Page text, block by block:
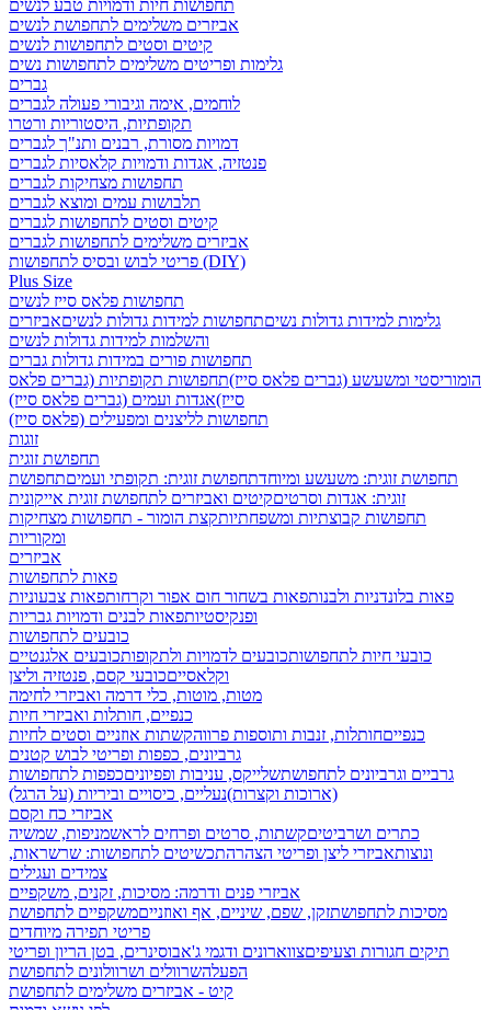
תחפושות חיות ודמויות טבע לנשים
אביזרים משלימים לתחפושת לנשים
קיטים וסטים לתחפושות לנשים
גלימות ופריטים משלימים לתחפושות נשים
גברים
לוחמים, אימה וגיבורי פעולה לגברים
תקופתיות, היסטוריות ורטרו
דמויות מסורת, רבנים ותנ"ך לגברים
פנטזיה, אגדות ודמויות קלאסיות לגברים
תחפושות מצחיקות לגברים
תלבושות עמים ומוצא לגברים
קיטים וסטים לתחפושות לגברים
אביזרים משלימים לתחפושות לגברים
פריטי לבוש ובסיס לתחפושות (DIY)
Plus Size
תחפושות פלאס סייז לנשים
גלימות למידות גדולות נשיםתחפושות למידות גדולות לנשיםאביזרים
והשלמות למידות גדולות לנשים
תחפושות פורים במידות גדולות גברים
הומוריסטי ומשעשע (גברים פלאס סייז)תחפושות תקופתיות (גברים פלאס
סייז)אגדות ועמים (גברים פלאס סייז)
תחפושות לליצנים ומפעילים (פלאס סייז)
זוגות
תחפושת זוגית
תחפושת זוגית: משעשע ומיוחדתחפושת זוגית: תקופתי ועמיםתחפושת
זוגית: אגדות וסרטיםקיטים ואביזרים לתחפושת זוגית אייקונית
תחפושות קבוצתיות ומשפחתיותקצת הומור - תחפושות מצחיקות
ומקוריות
אביזרים
פאות לתחפושות
פאות בלונדניות ולבנותפאות בשחור חום אפור וקרחותפאות צבעוניות
ופנקיסטיותפאות לבנים ודמויות גבריות
כובעים לתחפושות
כובעי חיות לתחפושותכובעים לדמויות ולתקופותכובעים אלגנטיים
וקלאסייםכובעי קסם, פנטזיה וליצן
מטות, מוטות, כלי דרמה ואביזרי לחימה
כנפיים, חותלות ואביזרי חיות
כנפייםחותלות, זנבות ותוספות פרווהקשתות אוזניים וסטים לחיות
גרביונים, כפפות ופריטי לבוש קטנים
גרביים וגרביונים לתחפושתשלייקס, עניבות ופפיוניםכפפות לתחפושות
(ארוכות וקצרות)נעליים, כיסויים וביריות (על הרגל)
אביזרי כח וקסם
כתרים ושרביטיםקשתות, סרטים ופרחים לראשמניפות, שמשיה
ונוצותאביזרי ליצן ופריטי הצהרהתכשיטים לתחפושות: שרשראות,
צמידים ועגילים
אביזרי פנים ודרמה: מסיכות, זקנים, משקפיים
מסיכות לתחפושתזקן, שפם, שיניים, אף ואוזנייםמשקפיים לתחפושת
פריטי תפירה מיוחדים
תיקים חגורות וצעיפיםצווארונים ודגמי ג'אבוסינרים, בטן הריון ופריטי
הפעלהשרוולים ושרוולונים לתחפושת
קיט - אביזרים משלימים לתחפושת